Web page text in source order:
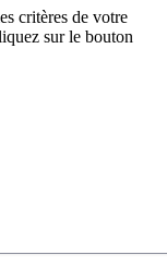
critères de votre
sur le bouton